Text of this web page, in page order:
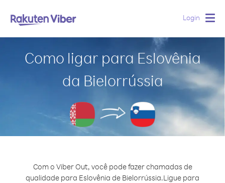
Login
Como ligar para Eslovênia
da Bielorrússia
Com o Viber Out, você pode fazer chamadas de
qualidade para Eslovênia de Bielorrússia.Ligue para